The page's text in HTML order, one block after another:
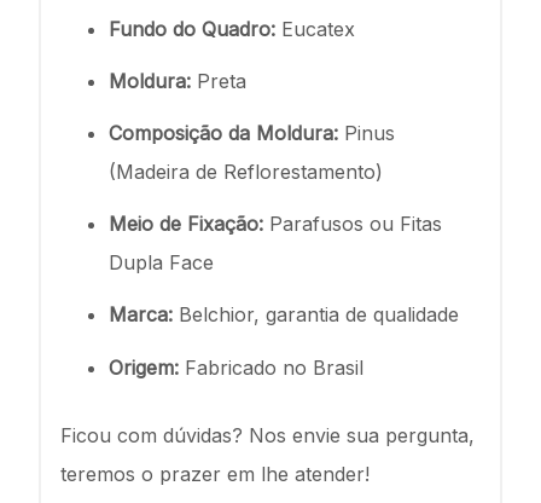
Fundo do Quadro: Eucatex
Moldura: Preta
Composição da Moldura: Pinus
(Madeira de Reflorestamento)
Meio de Fixação: Parafusos ou Fitas
Dupla Face
Marca: Belchior, garantia de qualidade
Origem: Fabricado no Brasil
Ficou com dúvidas? Nos envie sua pergunta,
teremos o prazer em lhe atender!